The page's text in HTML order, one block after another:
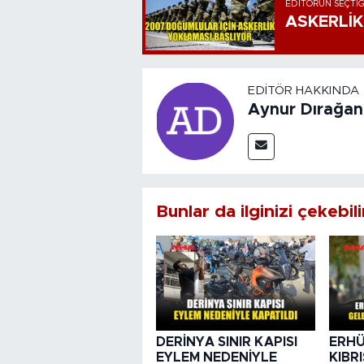
EDITÖRÜN
EDITÖR HAKKINDA
Aynur Dırağan
Bunlar da ilginizi
DERİNYA SINIR KAPISI
EYLEM NEDENİYLE